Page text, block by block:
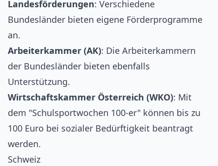
Landesförderungen: Verschiedene
Bundesländer bieten eigene Förderprogramme
an.
Arbeiterkammer (AK): Die Arbeiterkammern
der Bundesländer bieten ebenfalls
Unterstützung.
Wirtschaftskammer Österreich (WKO): Mit
dem "Schulsportwochen 100-er" können bis zu
100 Euro bei sozialer Bedürftigkeit beantragt
werden.
Schweiz